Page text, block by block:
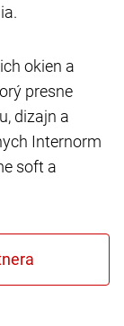
okien a
presne
dizajn a
Internorm
soft a